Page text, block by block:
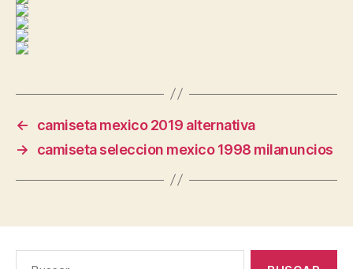
←
camiseta mexico 2019 alternativa
→
camiseta seleccion mexico 1998 milanuncios